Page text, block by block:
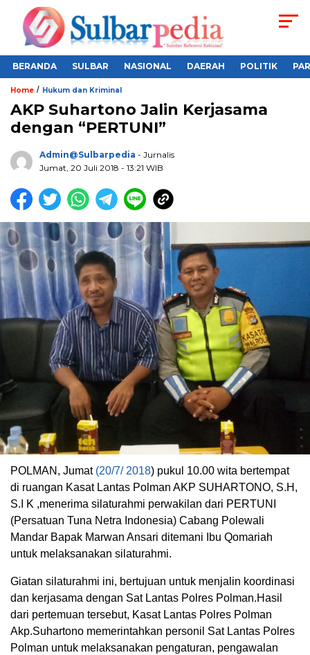
BERANDA SULBAR NASIONAL DAERAH POLITIK
Home / Hukum dan Kriminal
AKP Suhartono Jalin Kerjasama
dengan “PERTUNI”
Admin@sulbarpedia - Jurnalis
Jumat, 20 Juli 2018 - 13:21 WIB
POLMAN, Jumat (20/7/ 2018) pukul 10.00 wita bertempat
di ruangan Kasat Lantas Polman AKP SUHARTONO, S.H,
S.I K ,menerima silaturahmi perwakilan dari PERTUNI
(Persatuan Tuna Netra Indonesia) Cabang Polewali
Mandar Bapak Marwan Ansari ditemani Ibu Qomariah
untuk melaksanakan silaturahmi.
Giatan silaturahmi ini, bertujuan untuk menjalin koordinasi
dan kerjasama dengan Sat Lantas Polres Polman.Hasil
dari pertemuan tersebut, Kasat Lantas Polres Polman
Akp.Suhartono memerintahkan personil Sat Lantas Polres
Polman untuk melaksanakan pengaturan, pengawalan